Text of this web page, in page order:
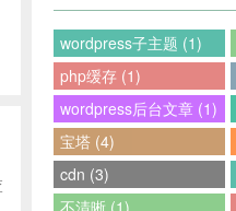
wordpress子主题 (1)
php缓存 (1)
wordpress后台文章 (1)
宝塔 (4)
cdn (3)